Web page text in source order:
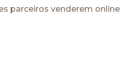
parceiros venderem online